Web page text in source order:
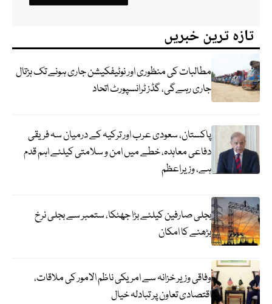
تازہ ترین خبریں
مطالبات کی منظوری اور نوٹیفکیشن جاری ہونے تک ہڑتال
جاری رہےگی، گڈز ٹرانسپورٹ اتحاد
پاکستان، سعودی عرب اور ترکیہ کے درمیان سہ فریقی
دفاعی معاہدہ، خطے میں امن و سلامتی کیلئے اہم قدم
ہے، وزیراعظم
بجلی صارفین کیلئے بڑا جھٹکا، ستمبر سے بجلی نرخ
بڑھنے کا امکان
وفاقی وزیر خزانہ سے امریکی ناظم الامور کی ملاقات،
اقتصادی تعاون پر تبادلہ خیال